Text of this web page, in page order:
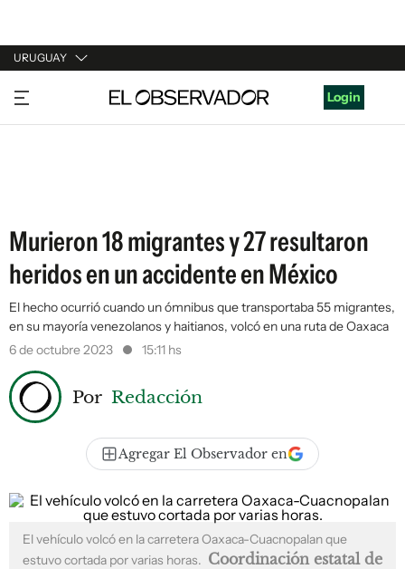
URUGUAY
URUGUAY
ARGENTINA
Login
Murieron 18 migrantes y 27 resultaron
heridos en un accidente en México
El hecho ocurrió cuando un ómnibus que transportaba 55 migrantes,
en su mayoría venezolanos y haitianos, volcó en una ruta de Oaxaca
6 de octubre 2023
15:11 hs
Por Redacción
Agregar El Observador en
El vehículo volcó en la carretera Oaxaca-Cuacnopalan que
estuvo cortada por varias horas. Coordinación estatal de